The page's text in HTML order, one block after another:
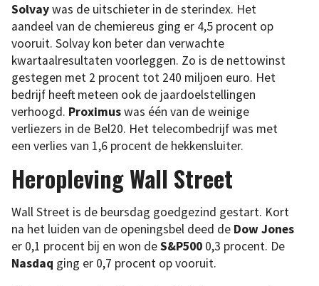
Solvaywas de uitschieter in de sterindex. Het
aandeel van de chemiereus ging er 4,5 procent op
vooruit. Solvay kon beter dan verwachte
kwartaalresultaten voorleggen. Zo is de nettowinst
gestegen met 2 procent tot 240 miljoen euro. Het
bedrijf heeft meteen ook de jaardoelstellingen
verhoogd. Proximuswas één van de weinige
verliezers in de Bel20. Het telecombedrijf was met
een verlies van 1,6 procent de hekkensluiter.
Heropleving Wall Street
Wall Street is de beursdag goedgezind gestart. Kort
na het luiden van de openingsbel deed de Dow Jones
er 0,1 procent bij en won deS&P500 0,3 procent. De
Nasdaq ging er 0,7 procent op vooruit.